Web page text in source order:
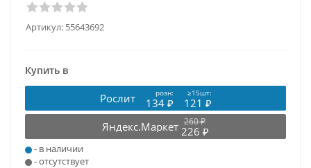
Артикул: 55643692
Купить в
Рослит розн: ≥15шт:
134 ₽
121 ₽
Яндекс.Маркет 260 ₽
226 ₽
- в наличии
- отсутствует